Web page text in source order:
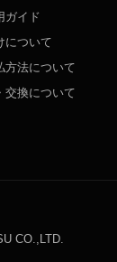
ガイド
について
方法について
交換について
CO.,LTD.